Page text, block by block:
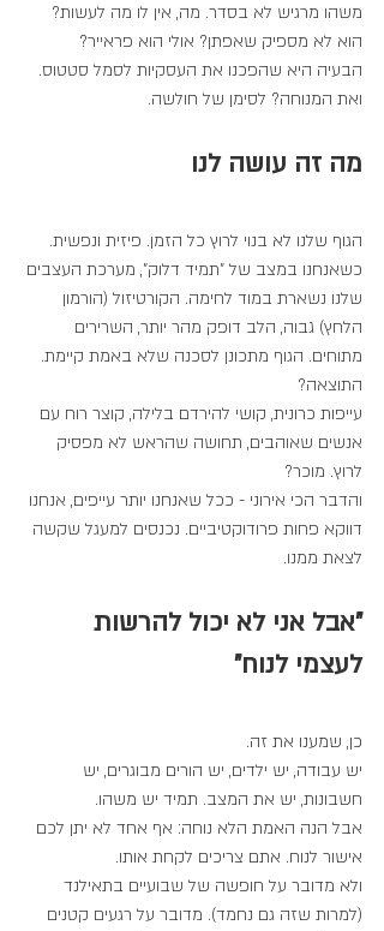
משהו מרגיש לא בסדר. מה, אין לו מה לעשות?
הוא לא מספיק שאפתן? אולי הוא פראייר?
הבעיה היא שהפכנו את העסקיות לסמל סטטוס.
ואת המנוחה? לסימן של חולשה.
מה זה עושה לנו
הגוף שלנו לא בנוי לרוץ כל הזמן. פיזית ונפשית.
כשאנחנו במצב של "תמיד דלוק", מערכת העצבים
שלנו נשארת במוד לחימה. הקורטיזול (הורמון
הלחץ) גבוה, הלב דופק מהר יותר, השרירים
מתוחים. הגוף מתכונן לסכנה שלא באמת קיימת.
התוצאה?
עייפות כרונית, קושי להירדם בלילה, קוצר רוח עם
אנשים שאוהבים, תחושה שהראש לא מפסיק
לרוץ. מוכר?
והדבר הכי אירוני - ככל שאנחנו יותר עייפים, אנחנו
דווקא פחות פרודוקטיביים. נכנסים למעגל שקשה
לצאת ממנו.
"אבל אני לא יכול להרשות
לעצמי לנוח"
כן, שמענו את זה.
יש עבודה, יש ילדים, יש הורים מבוגרים, יש
חשבונות, יש את המצב. תמיד יש משהו.
אבל הנה האמת הלא נוחה: אף אחד לא יתן לכם
אישור לנוח. אתם צריכים לקחת אותו.
ולא מדובר על חופשה של שבועיים בתאילנד
(למרות שזה גם נחמד). מדובר על רגעים קטנים